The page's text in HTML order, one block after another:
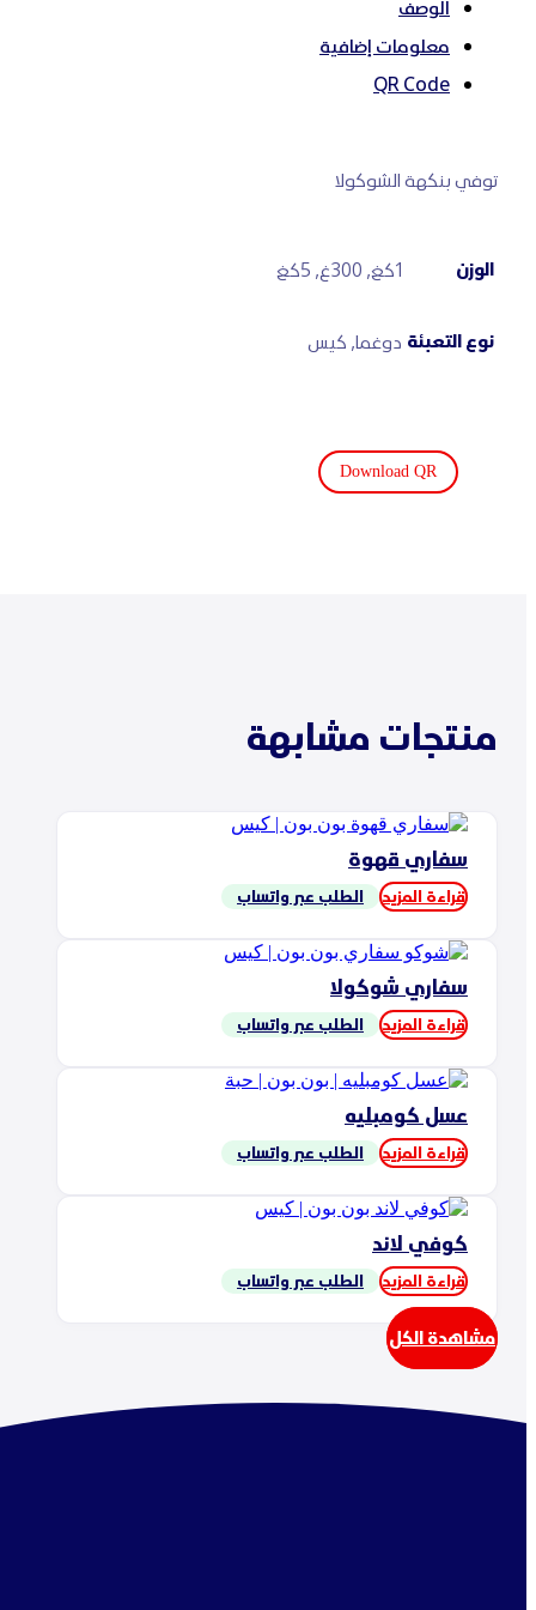
الوصف
معلومات إضافية
QR Code
توفي بنكهة الشوكولا
الوزن
نوع التعبئةدوغما, كيس
Download QR
منتجات مشابهة
سفاري قهوة
قراءة المزيد الطلب عبر واتساب
سفاري شوكولا
قراءة المزيد الطلب عبر واتساب
عسل كومبليه
قراءة المزيد الطلب عبر واتساب
كوفي لاند
قراءة المزيد الطلب عبر واتساب
مشاهدة الكل